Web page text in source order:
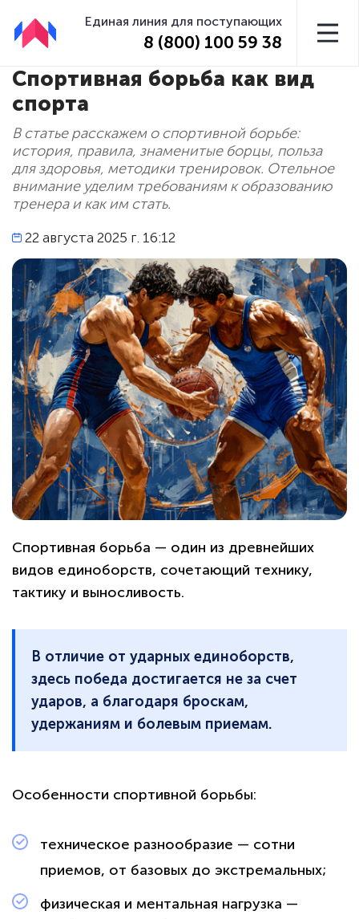
Единая линия для поступающих
8 (800) 100 59 38
Спортивная борьба как вид
спорта
В статье расскажем о спортивной борьбе:
история, правила, знаменитые борцы, польза
для здоровья, методики тренировок. Отельное
внимание уделим требованиям к образованию
тренера и как им стать.
22 августа 2025 г. 16:12
Спортивная борьба — один из древнейших
видов единоборств, сочетающий технику,
тактику и выносливость.
В отличие от ударных единоборств,
здесь победа достигается не за счет
ударов, а благодаря броскам,
удержаниям и болевым приемам.
Особенности спортивной борьбы:
техническое разнообразие — сотни
приемов, от базовых до экстремальных;
физическая и ментальная нагрузка —